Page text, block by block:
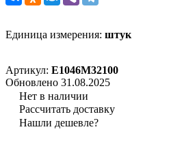
Единица измерения: штук
Артикул: E1046M32100
Обновлено 31.08.2025
Нет в наличии
Рассчитать доставку
Нашли дешевле?